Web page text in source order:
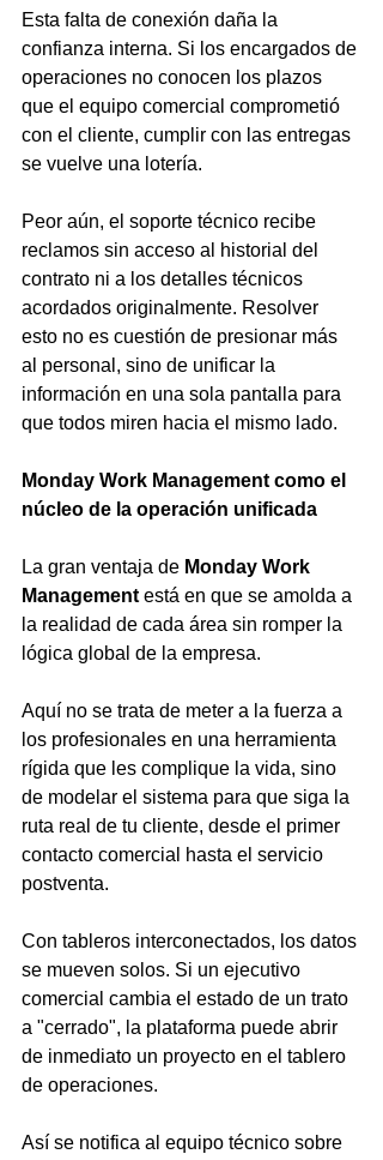
Esta falta de conexión daña la
confianza interna. Si los encargados de
operaciones no conocen los plazos
que el equipo comercial comprometió
con el cliente, cumplir con las entregas
se vuelve una lotería.
Peor aún, el soporte técnico recibe
reclamos sin acceso al historial del
contrato ni a los detalles técnicos
acordados originalmente. Resolver
esto no es cuestión de presionar más
al personal, sino de unificar la
información en una sola pantalla para
que todos miren hacia el mismo lado.
Monday Work Management como el
núcleo de la operación unificada
La gran ventaja de Monday Work
Management está en que se amolda a
la realidad de cada área sin romper la
lógica global de la empresa.
Aquí no se trata de meter a la fuerza a
los profesionales en una herramienta
rígida que les complique la vida, sino
de modelar el sistema para que siga la
ruta real de tu cliente, desde el primer
contacto comercial hasta el servicio
postventa.
Con tableros interconectados, los datos
se mueven solos. Si un ejecutivo
comercial cambia el estado de un trato
a "cerrado", la plataforma puede abrir
de inmediato un proyecto en el tablero
de operaciones.
Así se notifica al equipo técnico sobre